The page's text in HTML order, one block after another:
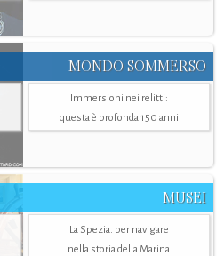
MONDO SOMMERSO
Immersioni nei relitti:
questa è profonda 150 anni
MUSEI
La Spezia. per navigare
nella storia della Marina